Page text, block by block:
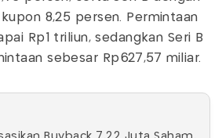
8,25 persen. Permintaan
Rp1 triliun, sedangkan Seri B
sebesar Rp627,57 miliar.